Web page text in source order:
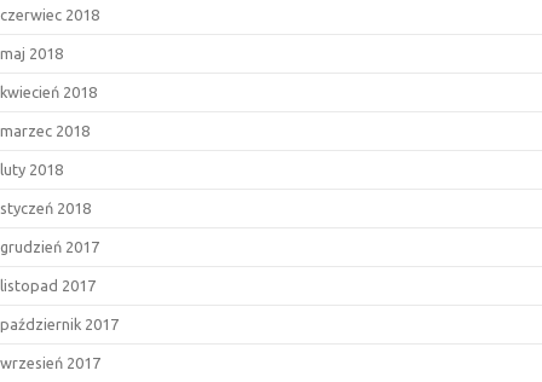
czerwiec 2018
maj 2018
kwiecień 2018
marzec 2018
luty 2018
styczeń 2018
grudzień 2017
listopad 2017
październik 2017
wrzesień 2017